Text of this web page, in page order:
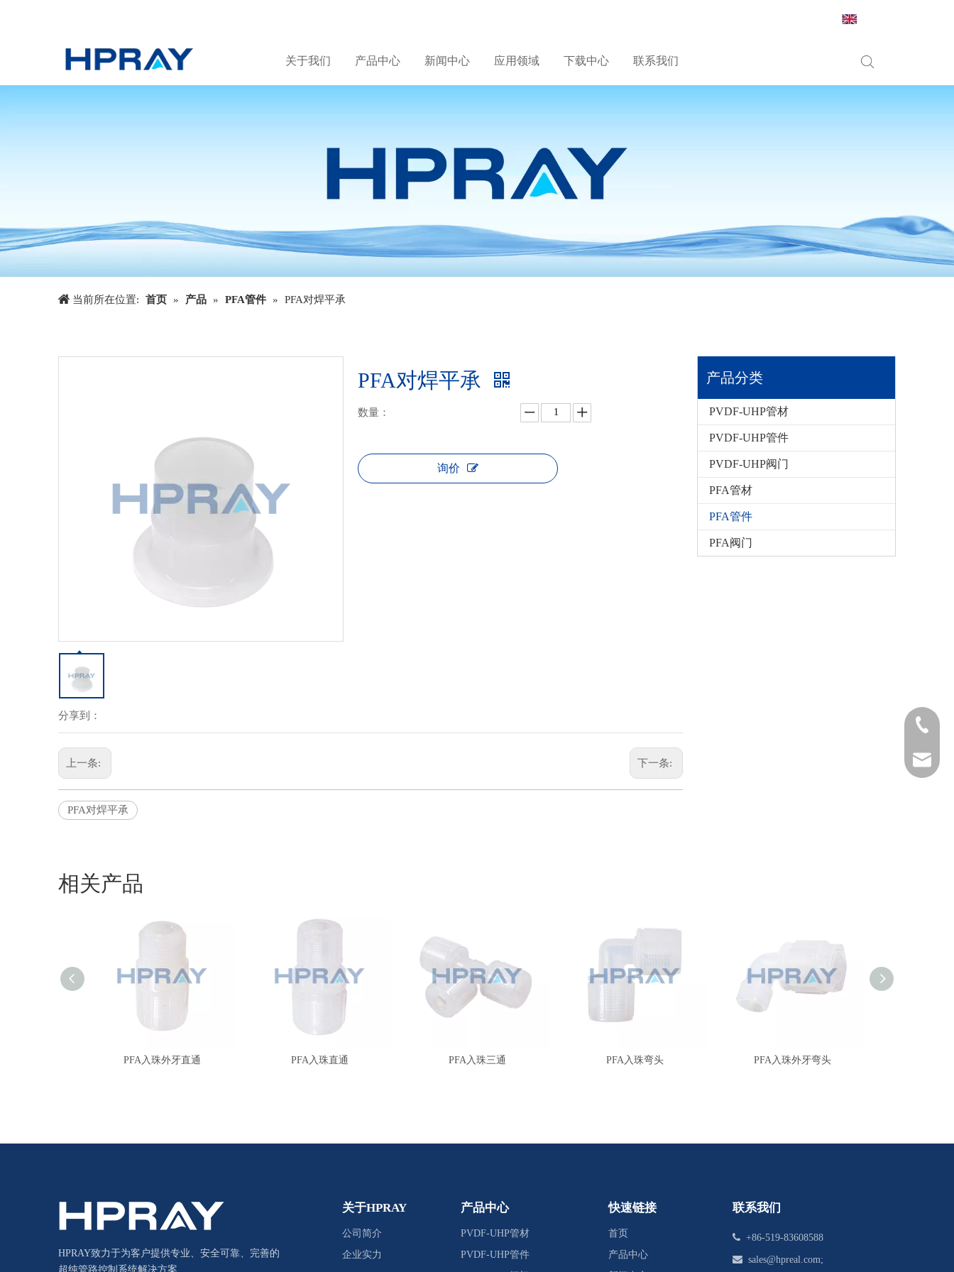
关于我们 产品中心 新闻中心 应用领域 下载中心 联系我们
当前所在位置: 首页 » 产品 » PFA管件 » PFA对焊平承
分享到：
PFA对焊平承
数量：
询价
上一条: 下一条:
PFA对焊平承
产品分类
PVDF-UHP管材
PVDF-UHP管件
PVDF-UHP阀门
PFA管材
PFA管件
PFA阀门
相关产品
PFA入珠外牙直通 PFA入珠直通 PFA入珠三通 PFA入珠弯头 PFA入珠外牙弯头
HPRAY致力于为客户提供专业、安全可靠、完善的
超纯管路控制系统解决方案
关于HPRAY
公司简介
企业实力
产品中心
PVDF-UHP管材
PVDF-UHP管件
快速链接
首页
产品中心
联系我们
 +86-519-83608588
 sales@hpreal.com;
+86-